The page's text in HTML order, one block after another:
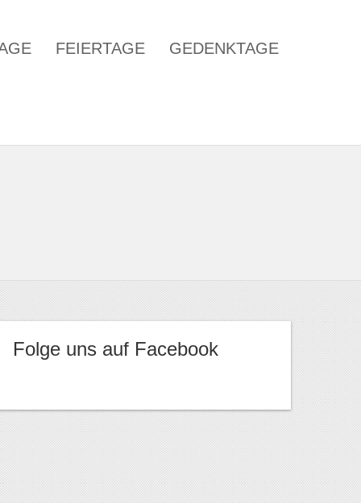
FEIERTAGE GEDENKTAGE
Folge uns auf Facebook